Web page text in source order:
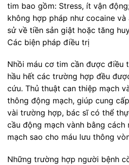
tim bao gồm: Stress, ít vận
không hợp pháp như cocaine và
sử về tiền sản giật hoặc tăng
Các biện pháp điều trị
Nhồi máu cơ tim cần được điều
hầu hết các trường hợp đều
cứu. Thủ thuật can thiệp mạch
thông động mạch, giúp cung
vài trường hợp, bác sĩ có thể
cầu động mạch vành bằng
mạch sao cho máu lưu thông
Những trường hợp người bệnh